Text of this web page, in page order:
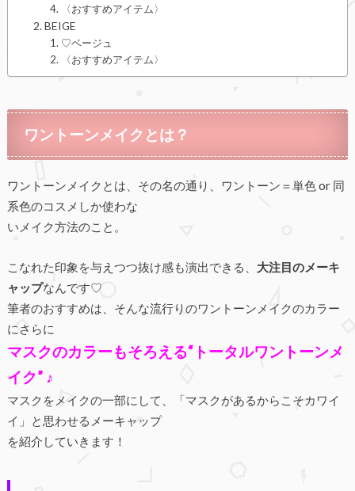
〈おすすめアイテム〉
BEIGE
♡ベージュ
〈おすすめアイテム〉
ワントーンメイクとは？
ワントーンメイクとは、その名の通り、ワントーン＝単色 or 同
系色のコスメしか使わな
いメイク方法のこと。
こなれた印象を与えつつ抜け感も演出できる、 大注目のメーキ
ャップなんです♡
筆者のおすすめは、そんな流行りのワントーンメイクのカラー
にさらに
マスクのカラーもそろえる“トータルワントーンメ
イク” ♪
マスクをメイクの一部にして、「マスクがあるからこそカワイ
イ」と思わせるメーキャップ
を紹介していきます！